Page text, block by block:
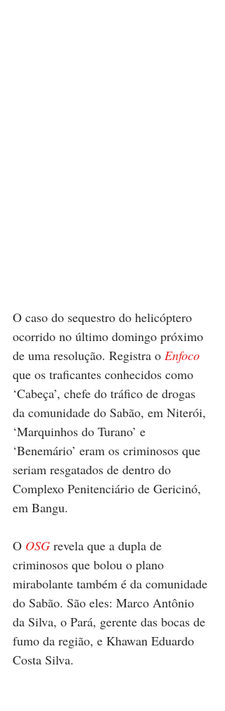
O caso do sequestro do helicóptero
ocorrido no último domingo próximo
de uma resolução. Registra o Enfoco
que os traficantes conhecidos como
‘Cabeça’, chefe do tráfico de drogas
da comunidade do Sabão, em Niterói,
‘Marquinhos do Turano’ e
‘Benemário’ eram os criminosos que
seriam resgatados de dentro do
Complexo Penitenciário de Gericinó,
em Bangu.
O OSG revela que a dupla de
criminosos que bolou o plano
mirabolante também é da comunidade
do Sabão. São eles: Marco Antônio
da Silva, o Pará, gerente das bocas de
fumo da região, e Khawan Eduardo
Costa Silva.